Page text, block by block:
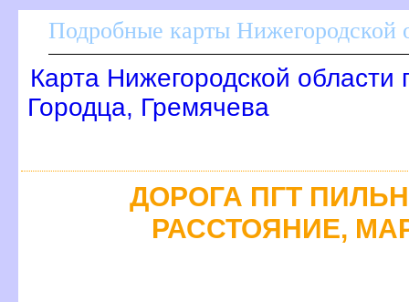
Подробные карты Нижегородской
Карта Нижегородской области
Городца, Гремячева
ДОРОГА ПГТ
РАССТОЯНИЕ,